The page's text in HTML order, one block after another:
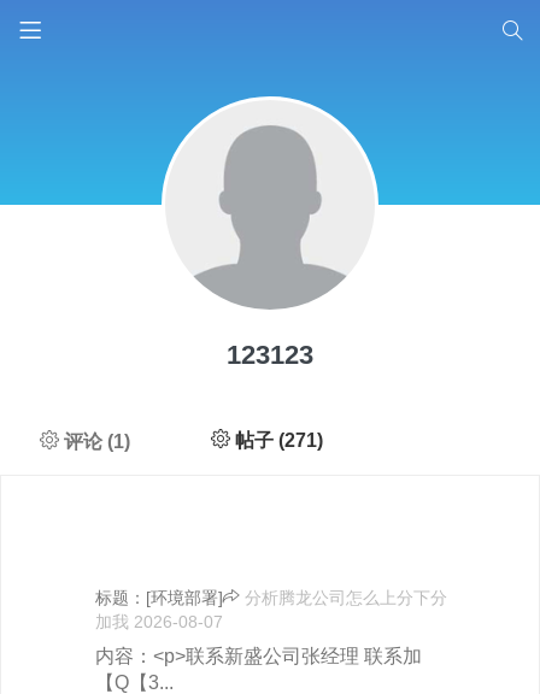
123123
评论 (1) 帖子 (271)
标题： [环境部署]
分析腾龙公司怎么上分下分
加我 2026-08-07
内容：<p>联系新盛公司张经理 联系加
【Q【3...